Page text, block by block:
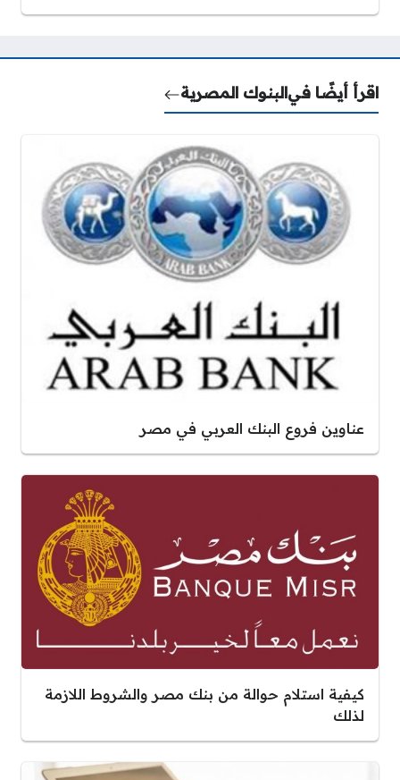
اقرأ أيضًا فيالبنوك المصرية
عناوين فروع البنك العربي في مصر
كيفية استلام حوالة من بنك مصر والشروط اللازمة
لذلك